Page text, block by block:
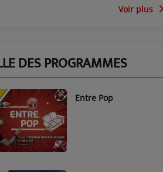
Voir plus
DES PROGRAMMES
Entre Pop